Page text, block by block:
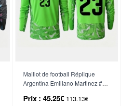
Maillot de football Réplique
Argentina Emiliano Martinez #23
2026 Manche Longue
Prix : 45.25€ 113.13€